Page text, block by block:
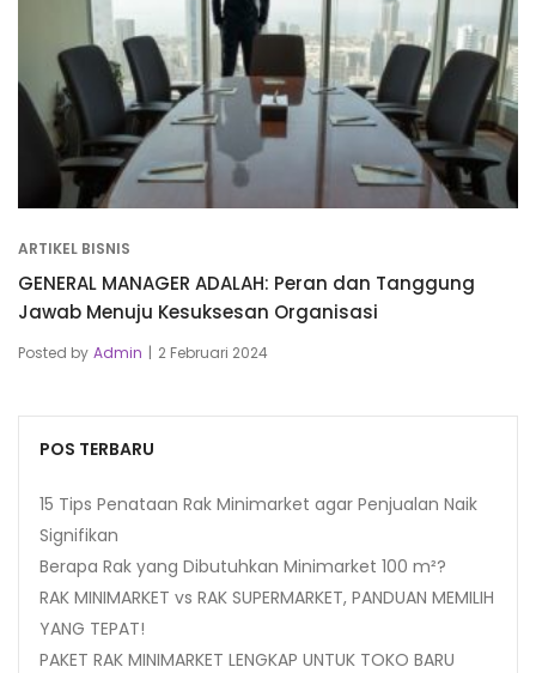
ARTIKEL BISNIS
GENERAL MANAGER ADALAH: Peran dan Tanggung
Jawab Menuju Kesuksesan Organisasi
Posted by Admin 2 Februari 2024
POS TERBARU
15 Tips Penataan Rak Minimarket agar Penjualan Naik
Signifikan
Berapa Rak yang Dibutuhkan Minimarket 100 m²?
RAK MINIMARKET vs RAK SUPERMARKET, PANDUAN MEMILIH
YANG TEPAT!
PAKET RAK MINIMARKET LENGKAP UNTUK TOKO BARU